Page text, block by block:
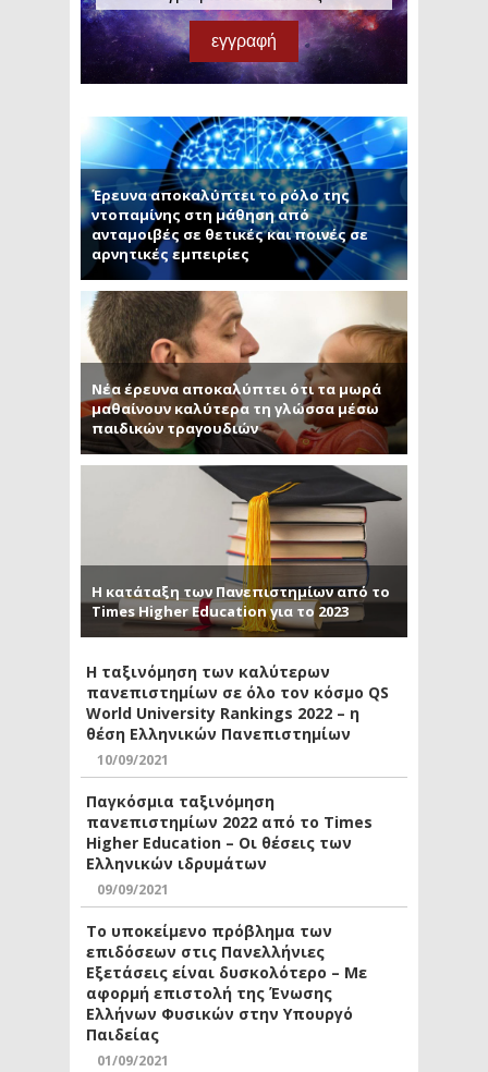
Έρευνα αποκαλύπτει το ρόλο της
ντοπαμίνης στη μάθηση από
ανταμοιβές σε θετικές και ποινές σε
αρνητικές εμπειρίες
Νέα έρευνα αποκαλύπτει ότι τα μωρά
μαθαίνουν καλύτερα τη γλώσσα μέσω
παιδικών τραγουδιών
Η κατάταξη των Πανεπιστημίων από το
Times Higher Education για το 2023
Η ταξινόμηση των καλύτερων
πανεπιστημίων σε όλο τον κόσμο QS
World University Rankings 2022 – η
θέση Ελληνικών Πανεπιστημίων
10/09/2021
Παγκόσμια ταξινόμηση
πανεπιστημίων 2022 από το Times
Higher Education – Οι θέσεις των
Ελληνικών ιδρυμάτων
09/09/2021
Το υποκείμενο πρόβλημα των
επιδόσεων στις Πανελλήνιες
Εξετάσεις είναι δυσκολότερο – Με
αφορμή επιστολή της Ένωσης
Ελλήνων Φυσικών στην Υπουργό
Παιδείας
01/09/2021